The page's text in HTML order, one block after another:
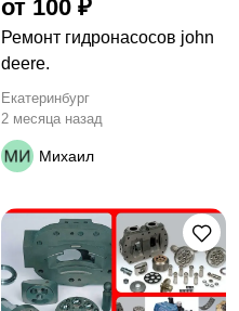
от 100 ₽
Ремонт гидронасосов john
deere.
Екатеринбург
2 месяца назад
Михаил